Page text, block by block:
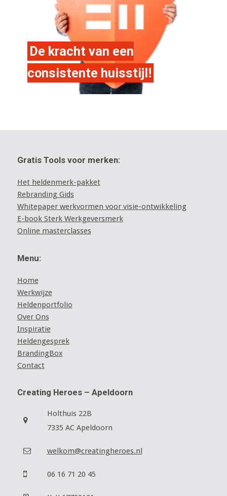
De kracht van een
consistente huisstijl!
Gratis Tools voor merken:
Het heldenmerk-pakket
Rebranding Gids
Whitepaper werkvormen voor visie-ontwikkeling
E-book Sterk Werkgeversmerk
Online masterclasses
Menu:
Home
Werkwijze
Heldenportfolio
Over Ons
Inspiratie
Heldengesprek
BrandingBox
Contact
Creating Heroes – Apeldoorn
Holthuis 22B
7335 AC Apeldoorn
welkom@creatingheroes.nl
06 16 71 20 45